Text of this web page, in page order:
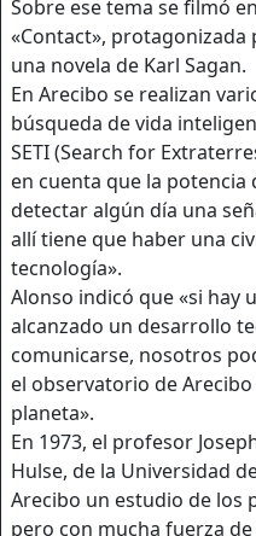
Sobre ese tema se filmó
«Contact», protagonizada
una novela de Karl Sagan.
En Arecibo se realizan
búsqueda de vida
SETI (Search for
en cuenta que la
detectar algún día una
allí tiene que haber una
tecnología».
Alonso indicó que «si hay
alcanzado un desarrollo
comunicarse, nosotros
el observatorio de
planeta».
En 1973, el profesor
Hulse, de la Universidad
Arecibo un estudio de los
pero con mucha fuerza